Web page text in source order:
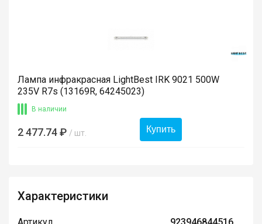
Лампа инфракрасная LightBest IRK 9021 500W
235V R7s (13169R, 64245023)
В наличии
2 477.74 ₽ / шт. Купить
Характеристики
Артикул 923946844516